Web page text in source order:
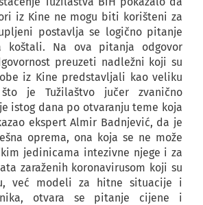
iz Kine ne mogu biti korišteni za
postavlja se logično pitanje
koštali. Na ova pitanja odgovor
preuzeti nadležni koji su
iz Kine predstavljali kao veliku
što je Tužilaštvo jučer zvanično
istog dana po otvaranju teme koja
ekspert Almir Badnjević, da je
oprema, ona koja se ne može
jedinicama intezivne njege i za
zaraženih koronavirusom koji su
već modeli za hitne situacije i
otvara se pitanje cijene i